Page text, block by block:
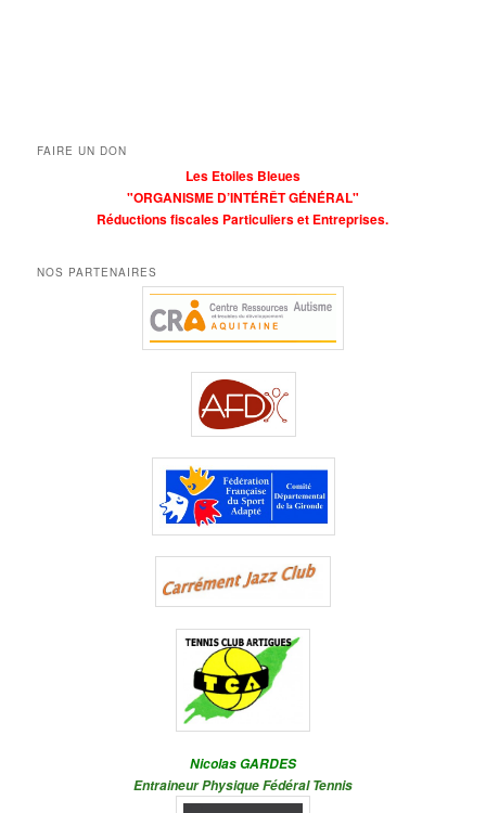
FAIRE UN DON
Les Etoiles Bleues
"ORGANISME D’INTÉRÊT GÉNÉRAL"
Réductions fiscales Particuliers et Entreprises.
NOS PARTENAIRES
Nicolas GARDES
Entraineur Physique Fédéral Tennis